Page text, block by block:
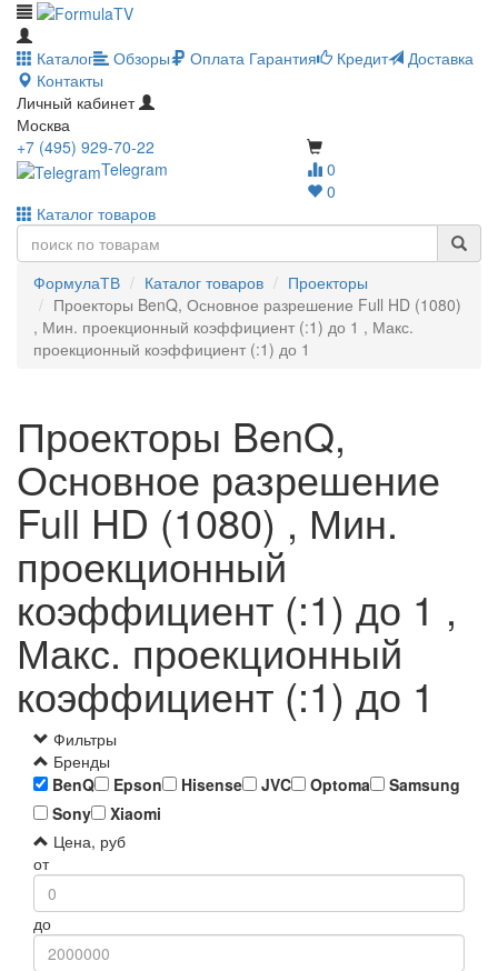
Каталог Обзоры Оплата Гарантия Кредит
Доставка
Контакты
Личный кабинет
Москва
0
0
+7 (495) 929-70-22
Telegram
Каталог товаров
ФормулаТВ Каталог товаров
Проекторы
Проекторы BenQ, Основное разрешение Full HD (1080)
, Мин. проекционный коэффициент (:1) до 1 , Макс.
проекционный коэффициент (:1) до 1
Проекторы BenQ,
Основное разрешение
Full HD (1080) , Мин.
проекционный
коэффициент (:1) до 1 ,
Макс. проекционный
коэффициент (:1) до 1
Фильтры
Бренды
BenQ
Epson Hisense JVC Optoma
Samsung
Sony
Xiaomi
Цена, руб
от
до